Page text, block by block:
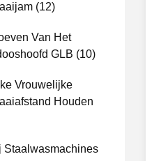
(12)
Van Het
GLB (10)
Vrouwelijke
Houden
Staalwasmachines